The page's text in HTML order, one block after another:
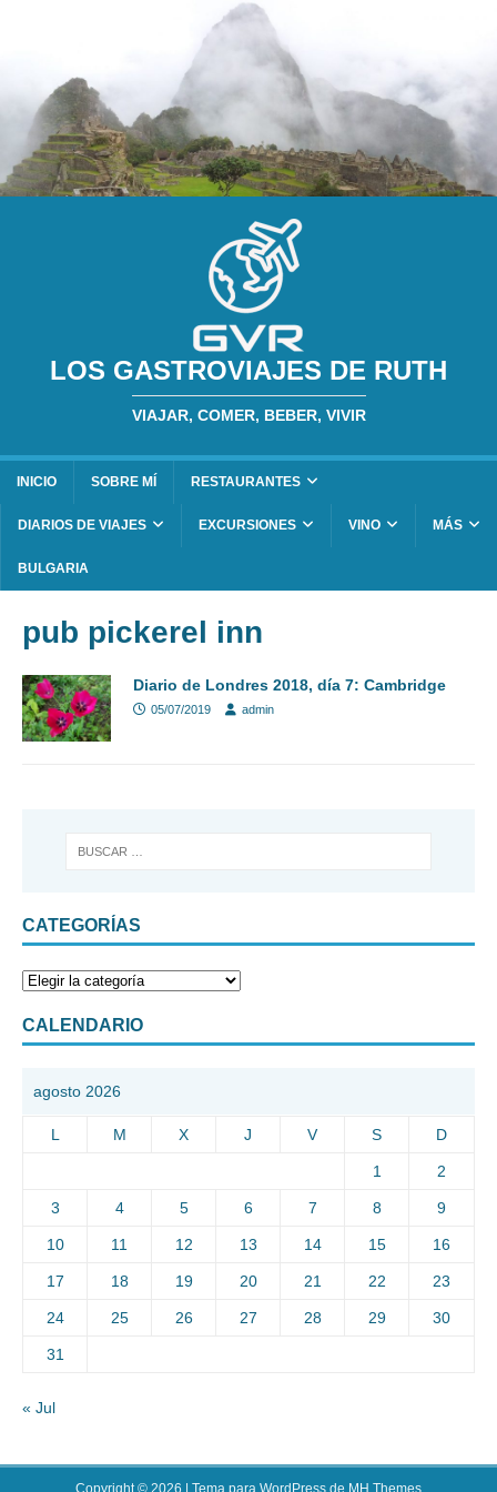
LOS GASTROVIAJES DE RUTH
VIAJAR, COMER, BEBER, VIVIR
INICIO SOBRE MÍ RESTAURANTES
DIARIOS DE VIAJES EXCURSIONES VINO MÁS
BULGARIA
pub pickerel inn
Diario de Londres 2018, día 7: Cambridge
05/07/2019 admin
CATEGORÍAS
CALENDARIO
agosto 2026
L M X J V S D
1 2
3 4 5 6 7 8 9
10 11 12 13 14 15 16
17 18 19 20 21 22 23
24 25 26 27 28 29 30
31
« Jul
Copyright © 2026 | Tema para WordPress de MH Themes